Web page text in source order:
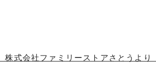
式会社ファミリーストアさとうより